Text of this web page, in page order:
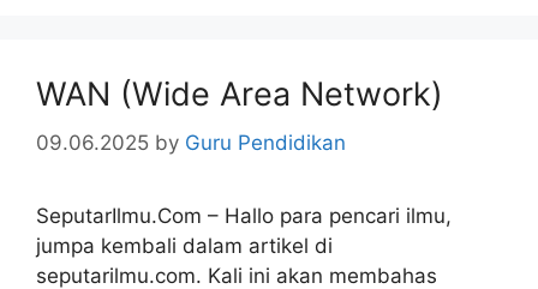
WAN (Wide Area Network)
09.06.2025 by Guru Pendidikan
SeputarIlmu.Com – Hallo para pencari ilmu,
jumpa kembali dalam artikel di
seputarilmu.com. Kali ini akan membahas